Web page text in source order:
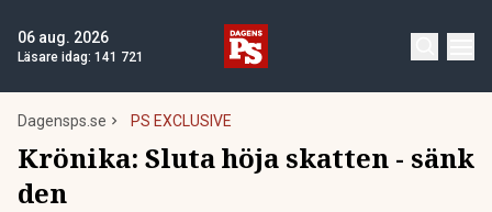
06 aug. 2026
Läsare idag: 141 721
Dagensps.se PS EXCLUSIVE
Krönika: Sluta höja skatten - sänk
den